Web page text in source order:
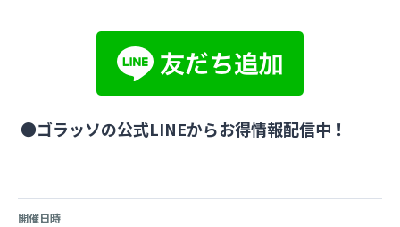
●ゴラッソの公式LINEからお得情報配信中！
開催日時